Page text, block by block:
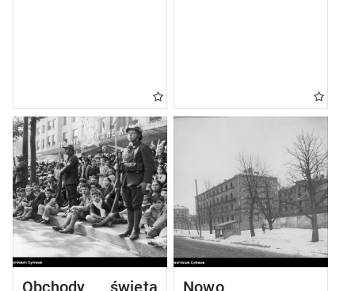
Obchody święta
Nowo